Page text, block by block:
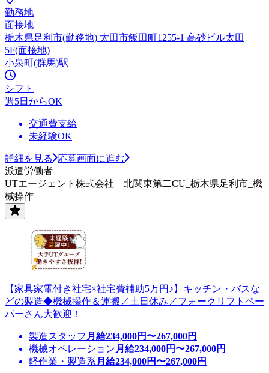
勤務地
面接地
栃木県足利市(勤務地) 太田市飯田町1255-1 高砂ビル太田
5F(面接地)
小泉町(群馬)駅
シフト
週5日からOK
交通費支給
未経験OK
詳細を見る
応募画面に進む
派遣労働者
UTエージェント株式会社 北関東第二CU_栃木県足利市_機
械操作
【家具家電付き社宅×社宅費補助5万円♪】キッチン・バスな
どの製造◆機械操作＆運搬／土日休み／フォークリフトペー
パーさん大歓迎！
製造スタッフ 月給234,000円〜267,000円
機械オペレーション 月給234,000円〜267,000円
軽作業・製造系 月給234,000円〜267,000円